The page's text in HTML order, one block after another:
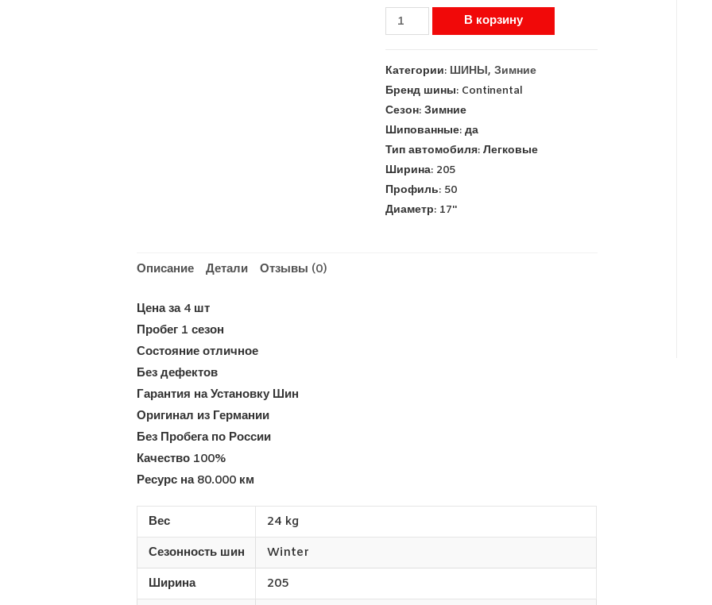
В корзину
Категории: ШИНЫ,Зимние
Бренд шины: Continental
Сезон:Зимние
Шипованные:да
Тип автомобиля:Легковые
Ширина: 205
Профиль: 50
Диаметр: 17''
Описание Детали Отзывы (0)
Цена за 4 шт
Пробег 1 сезон
Состояние отличное
Без дефектов
Гарантия на Установку Шин
Оригинал из Германии
Без Пробега по России
Качество 100%
Ресурс на 80.000 км
Вес
24 kg
Сезонность шин
Winter
Ширина
205